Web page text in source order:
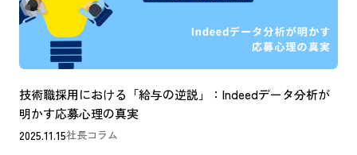
技術職採用における「給与の逆説」：Indeedデータ分析が
明かす応募心理の真実
2025.11.15社長コラム